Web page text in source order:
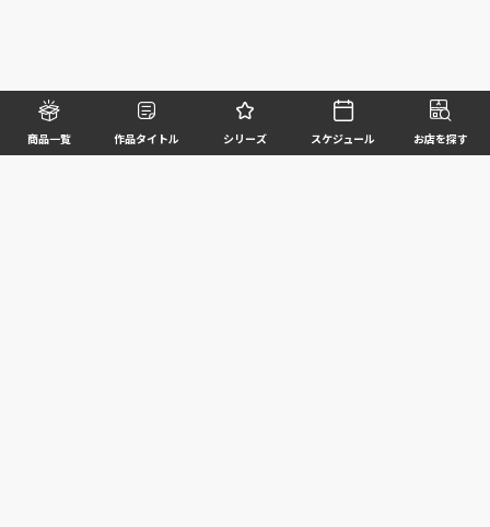
商品一覧 作品タイトル シリーズ スケジュール お店を探す